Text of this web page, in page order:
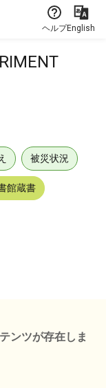
ヘルプEnglish
被災状況
館蔵書
ンツが存在しま